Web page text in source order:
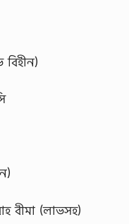
বিহীন)
বীমা (লাভসহ)